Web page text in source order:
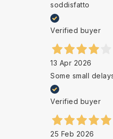
soddisfatto
Verified buyer
13 Apr 2026
Some small
Verified buyer
25 Feb 2026